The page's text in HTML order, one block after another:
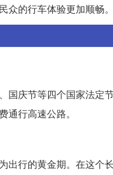
的行车体验更加顺畅。
国庆节等四个国家法
行高速公路。
出行的黄金期。在这个